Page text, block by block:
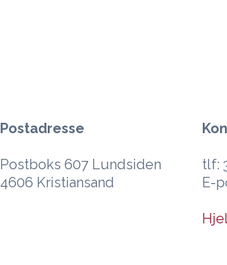
Postadresse
Postboks 607 Lundsiden
4606 Kristiansand
tlf:
E-